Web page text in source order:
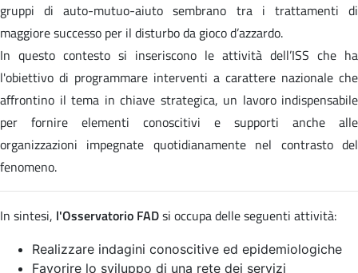
gruppi di auto-mutuo-aiuto sembrano tra i trattamenti di
maggiore successo per il disturbo da gioco d’azzardo.
In questo contesto si inseriscono le attività dell’ISS che ha
l'obiettivo di programmare interventi a carattere nazionale che
affrontino il tema in chiave strategica, un lavoro indispensabile
per fornire elementi conoscitivi e supporti anche alle
organizzazioni impegnate quotidianamente nel contrasto del
fenomeno.
In sintesi, l'Osservatorio FADsi occupa delle seguenti attività:
Realizzare indagini conoscitive ed epidemiologiche
Favorire lo sviluppo di una rete dei servizi